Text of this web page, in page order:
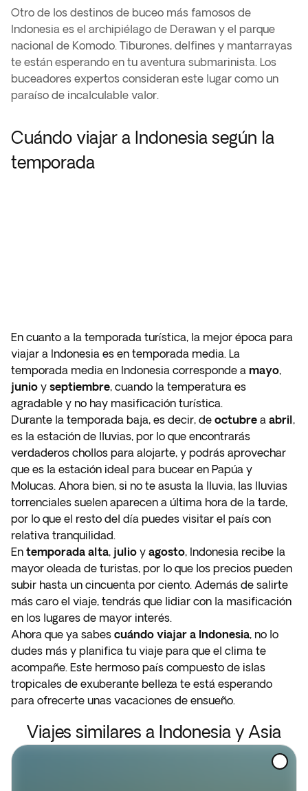
Otro de los destinos de buceo más famosos de
Indonesia es el archipiélago de Derawan y el parque
nacional de Komodo. Tiburones, delfines y mantarrayas
te están esperando en tu aventura submarinista. Los
buceadores expertos consideran este lugar como un
paraíso de incalculable valor.
Cuándo viajar a Indonesia según la
temporada
En cuanto a la temporada turística, la mejor época para
viajar a Indonesia es en temporada media. La
temporada media en Indonesia corresponde a mayo,
junio y septiembre, cuando la temperatura es
agradable y no hay masificación turística.
Durante la temporada baja, es decir, de octubre a abril,
es la estación de lluvias, por lo que encontrarás
verdaderos chollos para alojarte, y podrás aprovechar
que es la estación ideal para bucear en Papúa y
Molucas. Ahora bien, si no te asusta la lluvia, las lluvias
torrenciales suelen aparecen a última hora de la tarde,
por lo que el resto del día puedes visitar el país con
relativa tranquilidad.
En temporada alta, julio y agosto, Indonesia recibe la
mayor oleada de turistas, por lo que los precios pueden
subir hasta un cincuenta por ciento. Además de salirte
más caro el viaje, tendrás que lidiar con la masificación
en los lugares de mayor interés.
Ahora que ya sabes cuándo viajar a Indonesia, no lo
dudes más y planifica tu viaje para que el clima te
acompañe. Este hermoso país compuesto de islas
tropicales de exuberante belleza te está esperando
para ofrecerte unas vacaciones de ensueño.
Viajes similares a Indonesia y Asia